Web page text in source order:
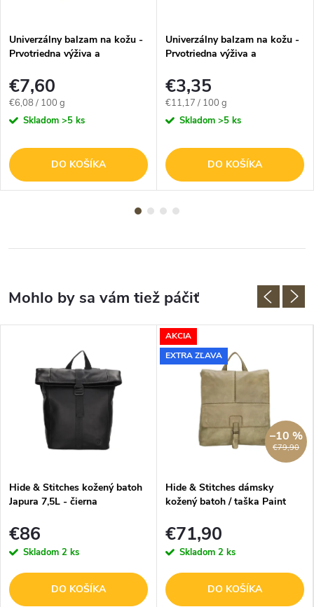
Univerzálny balzam na kožu -
Prvotriedna výživa a
€7,60
Jednotková
cena:
€6,08 / 100 g
Skladom >5 ks
DO KOŠÍKA
Univerzálny balzam na kožu -
Prvotriedna výživa a
€3,35
Jednotková
cena:
€11,17 / 100 g
Skladom >5 ks
DO KOŠÍKA
Hide & Stitches kožený batoh
Japura 7,5L - čierna
€86
Skladom 2 ks
DO KOŠÍKA
AKCIA
EXTRA ZĽAVA
€79,90
–10 %
Hide & Stitches dámsky
kožený batoh / taška Paint
€71,90
Skladom 2 ks
DO KOŠÍKA